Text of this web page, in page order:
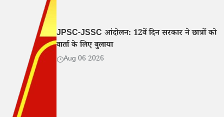
JPSC-JSSC आंदोलन: 12वें दिन सरकार ने छात्रों को
वार्ता के लिए बुलाया
Aug 06 2026